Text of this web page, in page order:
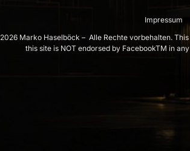
Impressum
2026 Marko Haselböck – Alle Rechte vorbehalten. This
this site is NOT endorsed by FacebookTM in any